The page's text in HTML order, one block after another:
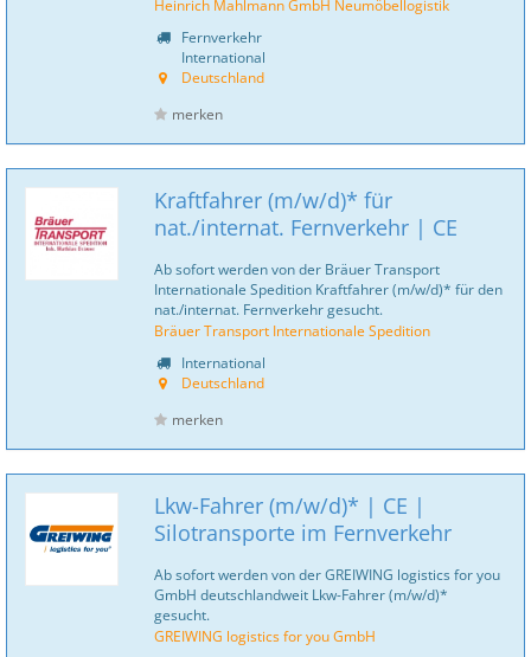
Heinrich Mahlmann GmbH Neumöbellogistik
Fernverkehr
International
Deutschland
merken
Kraftfahrer (m/w/d)* für
nat./internat. Fernverkehr | CE
Ab sofort werden von der Bräuer Transport
Internationale Spedition Kraftfahrer (m/w/d)* für den
nat./internat. Fernverkehr gesucht.
Bräuer Transport Internationale Spedition
International
Deutschland
merken
Lkw-Fahrer (m/w/d)* | CE |
Silotransporte im Fernverkehr
Ab sofort werden von der GREIWING logistics for you
GmbH deutschlandweit Lkw-Fahrer (m/w/d)*
gesucht.
GREIWING logistics for you GmbH